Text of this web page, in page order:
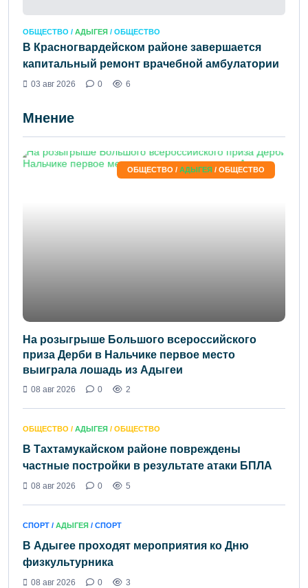
ОБЩЕСТВО / АДЫГЕЯ / ОБЩЕСТВО
В Красногвардейском районе завершается
капитальный ремонт врачебной амбулатории
03 авг 2026 0 6
Мнение
ОБЩЕСТВО / АДЫГЕЯ / ОБЩЕСТВО
На розыгрыше Большого всероссийского
приза Дерби в Нальчике первое место
выиграла лошадь из Адыгеи
08 авг 2026 0 2
ОБЩЕСТВО / АДЫГЕЯ / ОБЩЕСТВО
В Тахтамукайском районе повреждены
частные постройки в результате атаки БПЛА
08 авг 2026 0 5
СПОРТ / АДЫГЕЯ / СПОРТ
В Адыгее проходят мероприятия ко Дню
физкультурника
08 авг 2026 0 3